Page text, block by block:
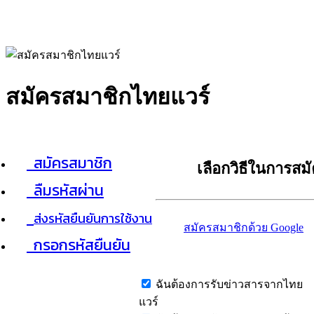
สมัครสมาชิกไทยแวร์
สมัครสมาชิก
ลืมรหัสผ่าน
ส่งรหัสยืนยันการใช้งาน
กรอกรหัสยืนยัน
เลือกวิธีในการส
สมัครสมาชิกด้วย Google
ฉันต้องการรับข่าวสารจากไทย
แวร์